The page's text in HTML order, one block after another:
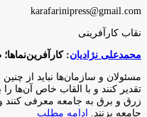
karafarinipress@gmail.com
نقاب کارآفرینی
محمدعلی نژادیان:
مسئولان و سازمان‌ها نباید از
تقدیر کنند و با القاب خاص آ‌ن‌ها
زرق و برق به جامعه معرفی کنند و
جامعه بزنند.
ادامه مطلب